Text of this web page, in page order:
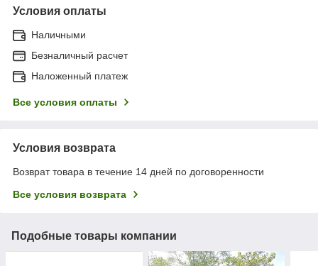
Условия оплаты
Наличными
Безналичный расчет
Наложенный платеж
Все условия оплаты
Условия возврата
Возврат товара в течение 14 дней по договоренности
Все условия возврата
Подобные товары компании